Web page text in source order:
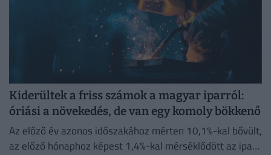
Kiderültek a friss számok a magyar iparról:
óriási a növekedés, de van egy komoly bökkenő
Az előző év azonos időszakához mérten 10,1%-kal bővült,
az előző hónaphoz képest 1,4%-kal mérséklődött az ipari